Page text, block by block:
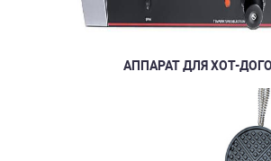
АППАРАТ ДЛЯ ХОТ-